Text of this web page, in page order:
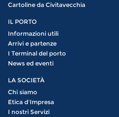
Cartoline da Civitavecchia
IL PORTO
Informazioni utili
Arrivi e partenze
I Terminal del porto
News ed eventi
LA SOCIETÀ
Chi siamo
Etica d'Impresa
I nostri Servizi